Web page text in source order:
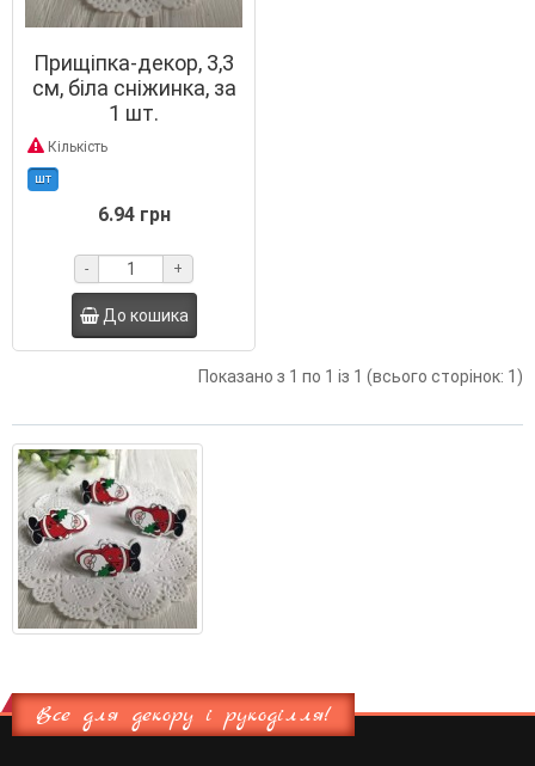
Прищіпка-декор, 3,3
см, біла сніжинка, за
1 шт.
Кількість
шт
6.94 грн
- +
До кошика
Показано з 1 по 1 із 1 (всього сторінок: 1)
Все для декору і рукоділля!